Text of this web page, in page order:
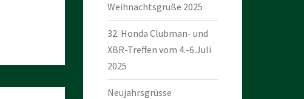
Weihnachtsgrüße 2025
32. Honda Clubman- und
XBR-Treffen vom 4.-6.Juli
2025
Neujahrsgrüsse